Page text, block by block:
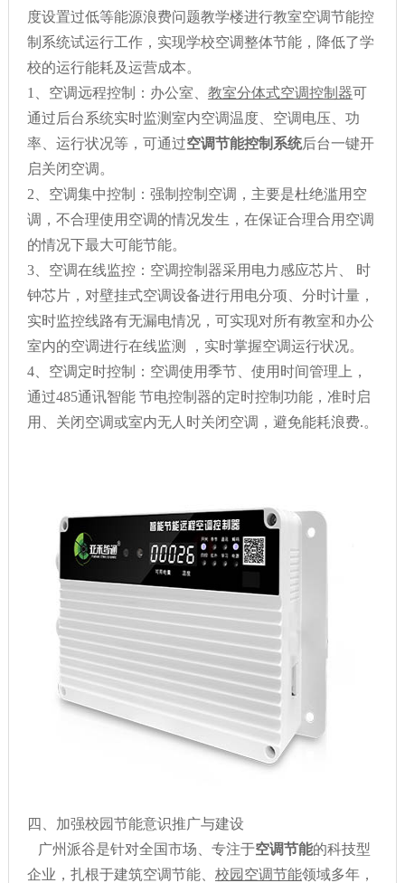
度设置过低等能源浪费问题教学楼进行教室空调节能控
制系统试运行工作，实现学校空调整体节能，降低了学
校的运行能耗及运营成本。
1、空调远程控制：办公室、 教室分体式空调控制器可
通过后台系统实时监测室内空调温度、空调电压、功
率、运行状况等，可通过空调节能控制系统后台一键开
启关闭空调。
2、空调集中控制：强制控制空调，主要是杜绝滥用空
调，不合理使用空调的情况发生，在保证合理合用空调
的情况下最大可能节能。
3、空调在线监控：空调控制器采用电力感应芯片、 时
钟芯片，对壁挂式空调设备进行用电分项、分时计量，
实时监控线路有无漏电情况，可实现对所有教室和办公
室内的空调进行在线监测 ，实时掌握空调运行状况。
4、空调定时控制：空调使用季节、使用时间管理上，
通过485通讯智能 节电控制器的定时控制功能，准时启
用、关闭空调或室内无人时关闭空调，避免能耗浪费.。
四、加强校园节能意识推广与建设
广州派谷是针对全国市场、专注于空调节能的科技型
企业，扎根于建筑空调节能、 校园空调节能领域多年，